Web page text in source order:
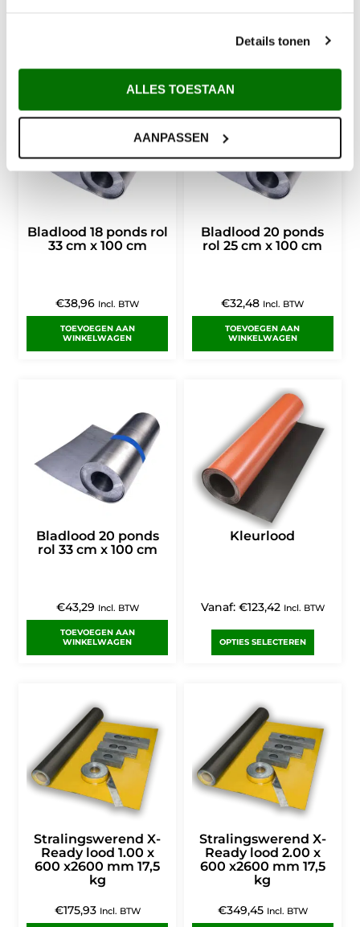
Details tonen
ALLES TOESTAAN
AANPASSEN
WINKELWAGEN
Bladlood 18 ponds rol
33 cm x 100 cm
€38,96 Incl. BTW
TOEVOEGEN AAN
WINKELWAGEN
Bladlood 20 ponds
rol 25 cm x 100 cm
€32,48 Incl. BTW
TOEVOEGEN AAN
WINKELWAGEN
Bladlood 20 ponds
rol 33 cm x 100 cm
€43,29 Incl. BTW
TOEVOEGEN AAN
WINKELWAGEN
Kleurlood
Vanaf: €123,42 Incl. BTW
OPTIES SELECTEREN
Stralingswerend X-
Ready lood 1.00 x
600 x2600 mm 17,5
kg
€175,93 Incl. BTW
Stralingswerend X-
Ready lood 2.00 x
600 x2600 mm 17,5
kg
€349,45 Incl. BTW